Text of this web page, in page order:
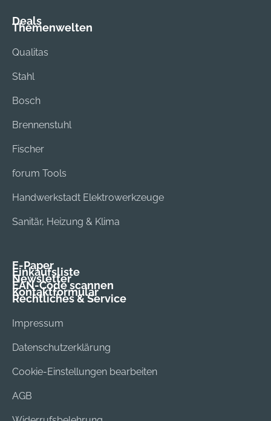
Deals
Themenwelten
Qualitas
Stahl
Bosch
Brennenstuhl
Fischer
forum Tools
Handwerkstadt Elektrowerkzeuge
Sanitär, Heizung & Klima
E-Paper
Einkaufsliste
Newsletter
EAN-Code scannen
Kontaktformular
Rechtliches & Service
Impressum
Datenschutzerklärung
Cookie-Einstellungen bearbeiten
AGB